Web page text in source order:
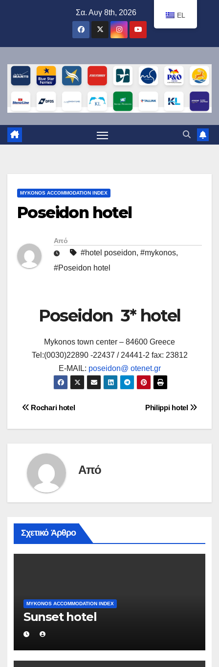
Σα. Αυγ 8th, 2026
MYKONOS ACCOMMODATION INDEX
Poseidon hotel
Από
#hotel poseidon, #mykonos,
#Poseidon hotel
Poseidon 3* hotel
Mykonos town center – 84600 Greece
Tel:(0030)22890 -22437 / 24441-2 fax: 23812
E-MAIL: poseidon@ otenet.gr
Πλοήγηση
άρθρων
Philippi hotel
Rochari hotel
Από
Σχετικό Άρθρο
MYKONOS ACCOMMODATION INDEX
Sunset hotel
EL